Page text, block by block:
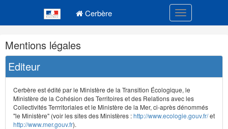
Cerbère Toggle
Navigation
et
outils
annexes
Mentions légales
Editeur
Cerbère est édité par le Ministère de la Transition Écologique, le
Ministère de la Cohésion des Territoires et des Relations avec les
Collectivités Terrritoriales et le Ministère de la Mer, ci-après dénommés
"le Ministère" (voir les sites des Ministères :http://www.ecologie.gouv.fr/et
http://www.mer.gouv.fr).